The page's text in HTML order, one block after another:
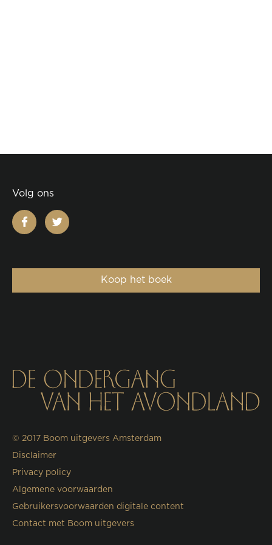
Volg ons
facebooktwitter
Koop het boek
© 2017 Boom uitgevers Amsterdam
Disclaimer
Privacy policy
Algemene voorwaarden
Gebruikersvoorwaarden digitale content
Contact met Boom uitgevers